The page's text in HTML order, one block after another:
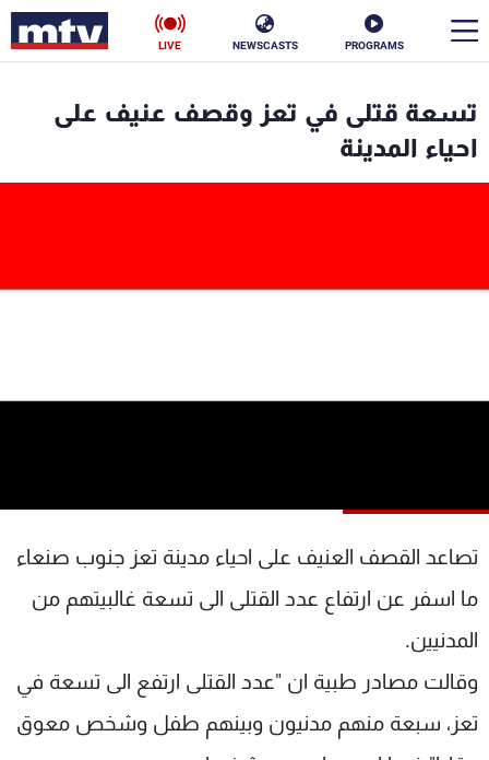
PROGRAMS
NEWSCASTS
LIVE
تسعة قتلى في تعز وقصف عنيف على
احياء المدينة
تصاعد القصف العنيف على احياء مدينة تعز جنوب صنعاء
ما اسفر عن ارتفاع عدد القتلى الى تسعة غالبيتهم من
المدنيين.
وقالت مصادر طبية ان "عدد القتلى ارتفع الى تسعة في
تعز، سبعة منهم مدنيون وبينهم طفل وشخص معوق
الأخبار
شاهد البرامج
الترددات
الإنـتـاج
وظائف
سياسة الخصوصية